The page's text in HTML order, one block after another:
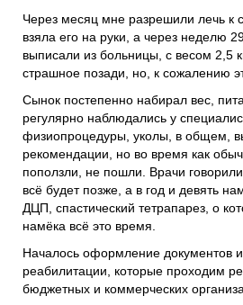
Через месяц мне разрешили лечь к
взяла его на руки, а через неделю
выписали из больницы, с весом 2,5
страшное позади, но, к сожалению
Сынок постепенно набирал вес,
регулярно наблюдались у
физиопроцедуры, уколы, в общем,
рекомендации, но во время как
поползли, не пошли. Врачи
всё будет позже, а в год и девять
ДЦП, спастический тетрапарез, о
намёка всё это время.
Началось оформление документов
реабилитации, которые проходим
бюджетных и коммерческих